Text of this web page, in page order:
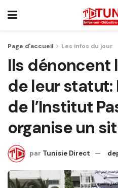
Page d'accueil Les infos du jour
Ils dénoncent
de leur statut:
de l’Institut
organise un
par Tunisie Direct